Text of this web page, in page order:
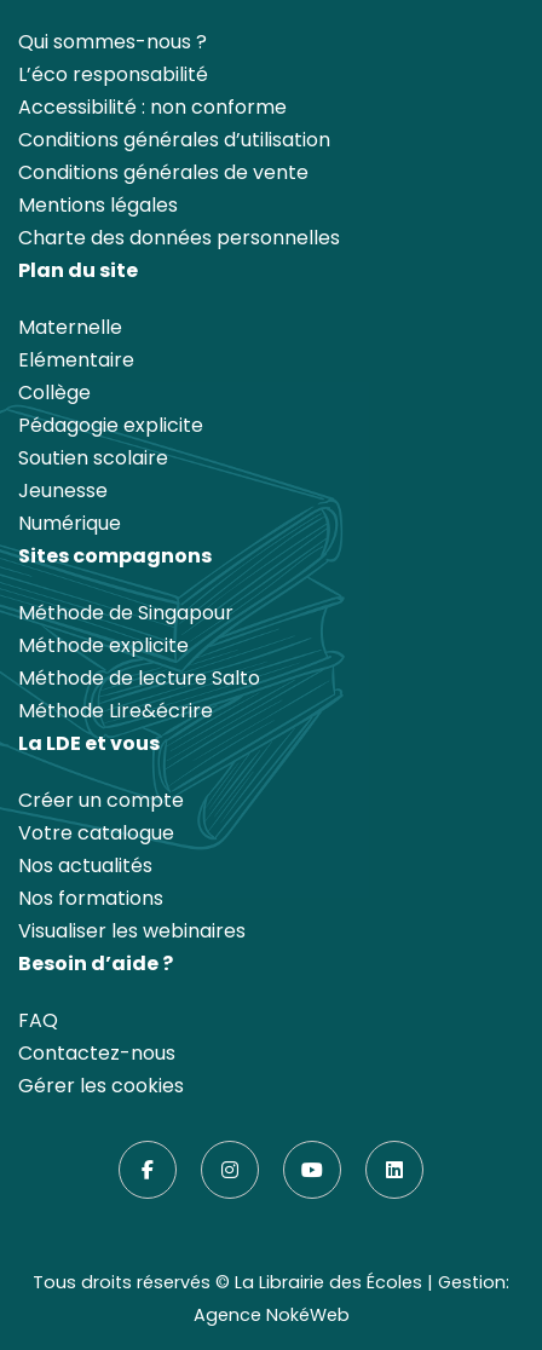
Qui sommes-nous ?
L’éco responsabilité
Accessibilité : non conforme
Conditions générales d’utilisation
Conditions générales de vente
Mentions légales
Charte des données personnelles
Plan du site
Maternelle
Elémentaire
Collège
Pédagogie explicite
Soutien scolaire
Jeunesse
Numérique
Sites compagnons
Méthode de Singapour
Méthode explicite
Méthode de lecture Salto
Méthode Lire&écrire
La LDE et vous
Créer un compte
Votre catalogue
Nos actualités
Nos formations
Visualiser les webinaires
Besoin d’aide ?
FAQ
Contactez-nous
Gérer les cookies
Tous droits réservés © La Librairie des Écoles | Gestion:
Agence NokéWeb